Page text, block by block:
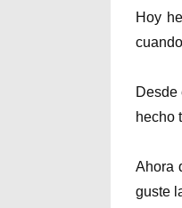
Hoy
hecho
Ahora
guste